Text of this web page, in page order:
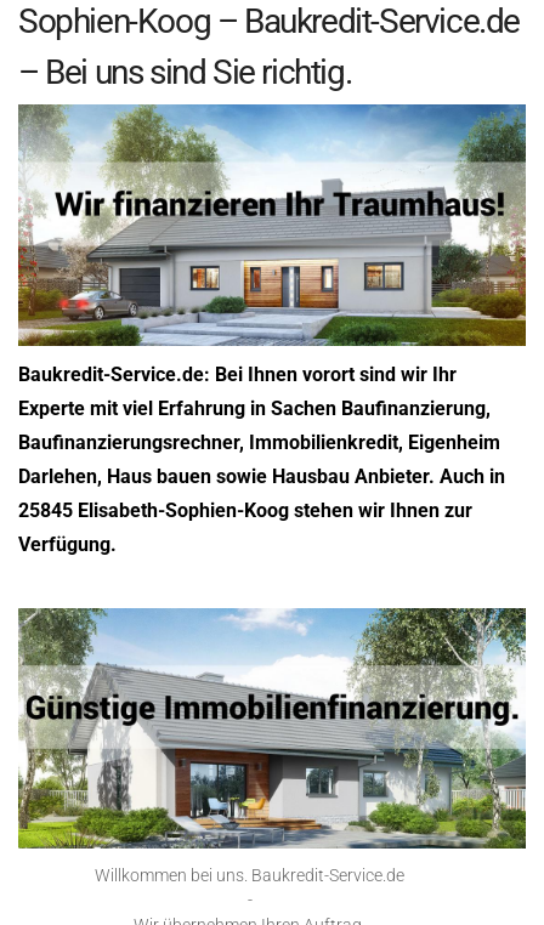
Sophien-Koog – Baukredit-Service.de
– Bei uns sind Sie richtig.
Baukredit-Service.de: Bei Ihnen vorort sind wir Ihr
Experte mit viel Erfahrung in Sachen Baufinanzierung,
Baufinanzierungsrechner, Immobilienkredit, Eigenheim
Darlehen, Haus bauen sowie Hausbau Anbieter. Auch in
25845 Elisabeth-Sophien-Koog stehen wir Ihnen zur
Verfügung.
Willkommen bei uns. Baukredit-Service.de
-